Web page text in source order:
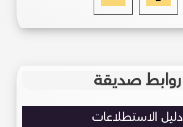
روابط صديقة
دليل الاستطلاعات